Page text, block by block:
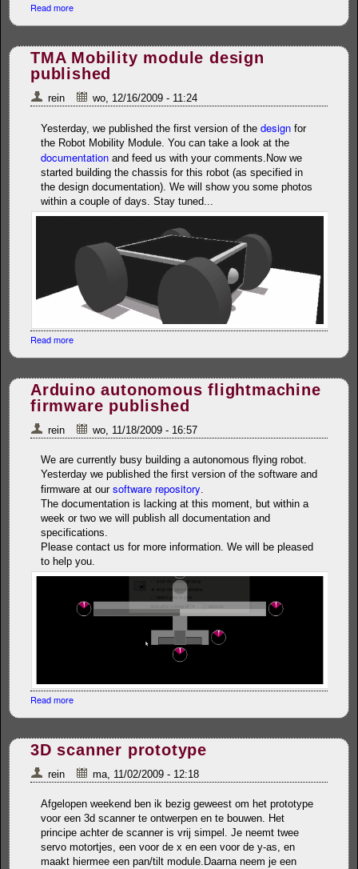
Read more
TMA Mobility module design
published
rein wo, 12/16/2009 - 11:24
Yesterday, we published the first version of the design for
the Robot Mobility Module. You can take a look at the
documentation and feed us with your comments.Now we
started building the chassis for this robot (as specified in
the design documentation). We will show you some photos
within a couple of days. Stay tuned...
Read more
Arduino autonomous flightmachine
firmware published
rein wo, 11/18/2009 - 16:57
We are currently busy building a autonomous flying robot.
Yesterday we published the first version of the software and
firmware at our software repository.
The documentation is lacking at this moment, but within a
week or two we will publish all documentation and
specifications.
Please contact us for more information. We will be pleased
to help you.
Read more
3D scanner prototype
rein ma, 11/02/2009 - 12:18
Afgelopen weekend ben ik bezig geweest om het prototype
voor een 3d scanner te ontwerpen en te bouwen. Het
principe achter de scanner is vrij simpel. Je neemt twee
servo motortjes, een voor de x en een voor de y-as, en
maakt hiermee een pan/tilt module.Daarna neem je een